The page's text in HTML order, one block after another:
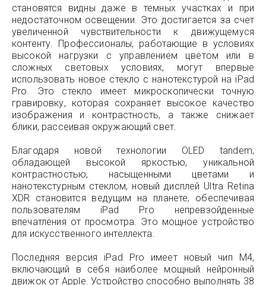
становятся видны даже в темных участках и при
недостаточном освещении. Это достигается за счет
увеличенной чувствительности к движущемуся
контенту. Профессионалы, работающие в условиях
высокой нагрузки с управлением цветом или в
сложных световых условиях, могут впервые
использовать новое стекло с нанотекстурой на iPad
Pro. Это стекло имеет микроскопически точную
гравировку, которая сохраняет высокое качество
изображения и контрастность, а также снижает
блики, рассеивая окружающий свет.
Благодаря новой технологии OLED tandem,
обладающей высокой яркостью, уникальной
контрастностью, насыщенными цветами и
нанотекстурным стеклом, новый дисплей Ultra Retina
XDR становится ведущим на планете, обеспечивая
пользователям iPad Pro непревзойденные
впечатления от просмотра. Это мощное устройство
для искусственного интеллекта.
Последняя версия iPad Pro имеет новый чип M4,
включающий в себя наиболее мощный нейронный
движок от Apple. Устройство способно выполнять 38